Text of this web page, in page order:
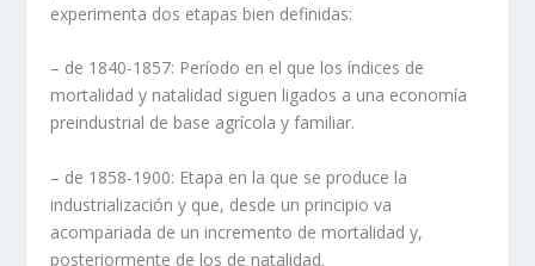
experimenta dos etapas bien definidas:
– de 1840-1857: Perí­odo en el que los í­ndices de
mortalidad y natalidad siguen ligados a una economí­a
preindustrial de base agrí­cola y familiar.
– de 1858-1900: Etapa en la que se produce la
industrialización y que, desde un principio va
acompariada de un incremento de mortalidad y,
posteriormente de los de natalidad.